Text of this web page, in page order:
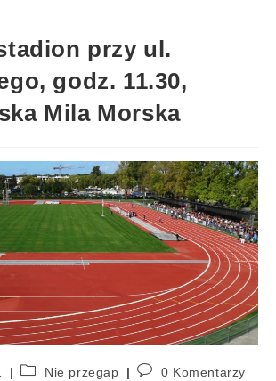
przy ul.
godz. 11.30,
Mila Morska
Nie przegap 0 Komentarzy